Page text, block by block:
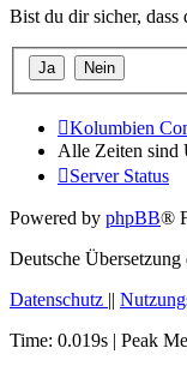
Bist du dir sicher, dass
Kolumbien
Alle Zeiten sind
Server Status
Powered by phpBB®
Deutsche Übersetzung
Datenschutz ||
Time: 0.019s | Peak